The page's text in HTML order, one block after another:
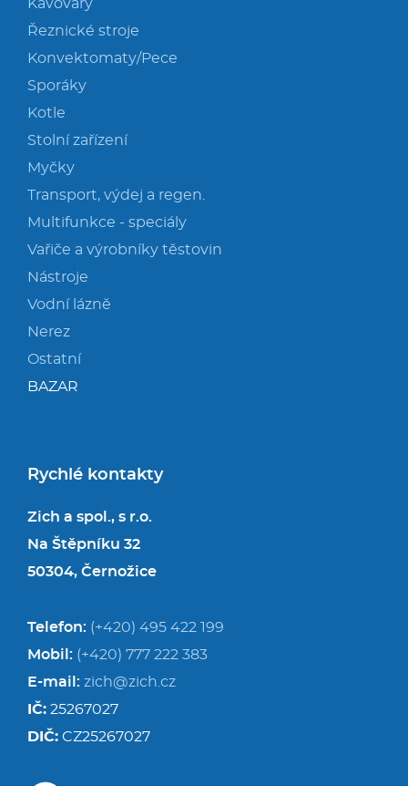
Kávovary
Řeznické stroje
Konvektomaty/Pece
Sporáky
Kotle
Stolní zařízení
Myčky
Transport, výdej a regen.
Multifunkce - speciály
Vařiče a výrobníky těstovin
Nástroje
Vodní lázně
Nerez
Ostatní
BAZAR
Rychlé kontakty
Zich a spol., s r.o.
Na Štěpníku 32
50304, Černožice
Telefon: (+420) 495 422 199
Mobil: (+420) 777 222 383
E-mail: zich@zich.cz
IČ: 25267027
DIČ: CZ25267027